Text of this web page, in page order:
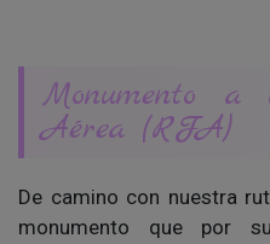
Monumento
Aérea (RFA)
De camino con nuestra
monumento que por